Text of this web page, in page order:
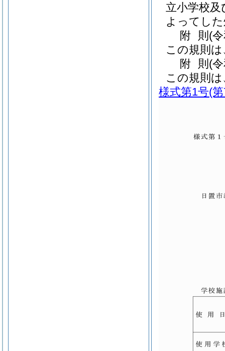
立小学校
よってし
附 則 (
この規則
附 則 (
この規則
様式第1号(